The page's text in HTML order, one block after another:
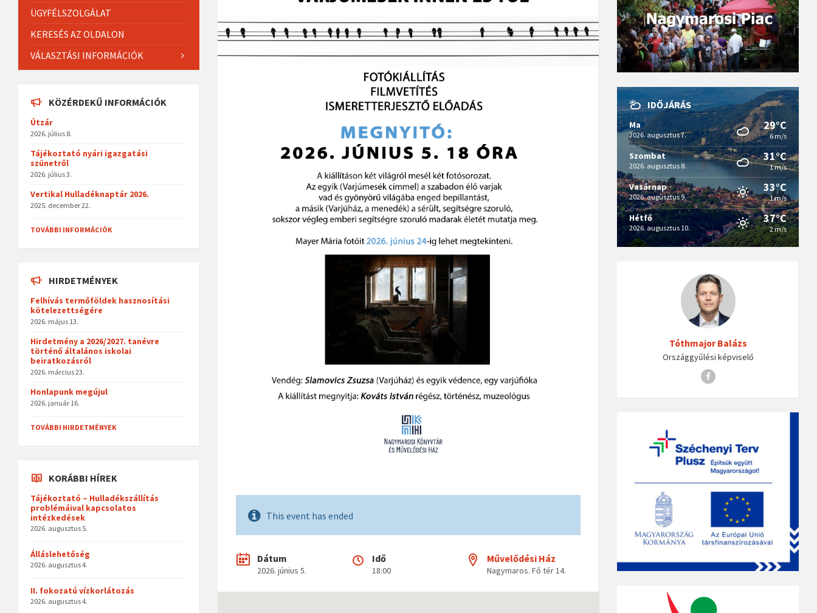
This event has ended
Dátum
2026. június 5.
Idő
18:00
Művelődési Ház
Nagymaros. Fő tér 14.
ÜGYFÉLSZOLGÁLAT
KERESÉS AZ OLDALON
VÁLASZTÁSI INFORMÁCIÓK
KÖZÉRDEKŰ INFORMÁCIÓK
Útzár
2026. július 8.
Tájékoztató nyári igazgatási
szünetről
2026. július 3.
Vertikal Hulladéknaptár 2026.
2025. december 22.
TOVÁBBI INFORMÁCIÓK
HIRDETMÉNYEK
Felhívás termőföldek hasznosítási
kötelezettségére
2026. május 13.
Hirdetmény a 2026/2027. tanévre
történő általános iskolai
beiratkozásról
2026. március 23.
Honlapunk megújul
2026. január 16.
TOVÁBBI HIRDETMÉNYEK
KORÁBBI HÍREK
Tájékoztató – Hulladékszállítás
problémáival kapcsolatos
intézkedések
2026. augusztus 5.
Álláslehetőség
2026. augusztus 4.
II. fokozatú vízkorlátozás
2026. augusztus 4.
IDŐJÁRÁS
Ma
2026. augusztus 7.
29°C
6 m/s
Szombat
2026. augusztus 8.
31°C
1 m/s
Vasárnap
2026. augusztus 9.
33°C
1 m/s
Hétfő
2026. augusztus 10.
37°C
2 m/s
Tóthmajor Balázs
Országgyűlési képviselő
Facebook